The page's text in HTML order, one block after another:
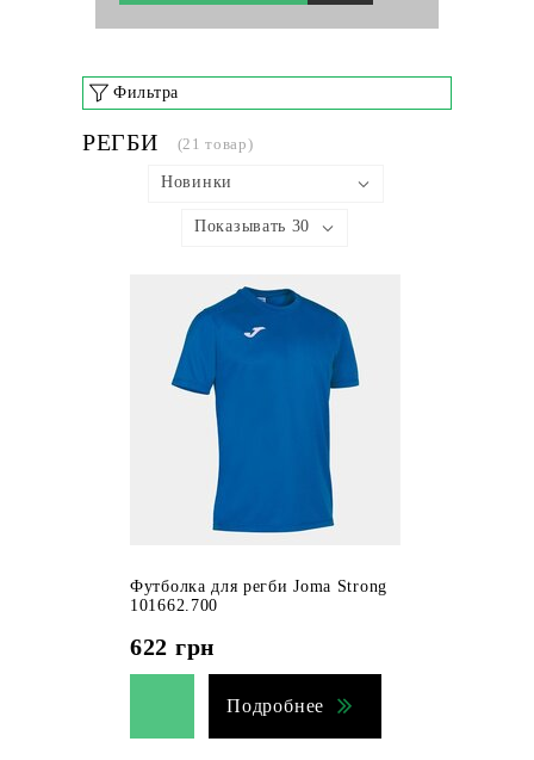
Фильтра
РЕГБИ (21 товар)
Новинки
Показывать 30
Футболка для регби Joma Strong
101662.700
622 грн
Подробнее